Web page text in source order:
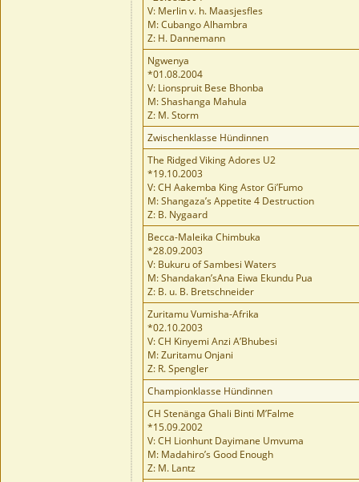
V: Merlin v. h. Maasjesfles
M: Cubango Alhambra
Z: H. Dannemann
Ngwenya
*01.08.2004
V: Lionspruit Bese Bhonba
M: Shashanga Mahula
Z: M. Storm
Zwischenklasse Hündinnen
The Ridged Viking Adores U2
*19.10.2003
V: CH Aakemba King Astor Gi’Fumo
M: Shangaza’s Appetite 4 Destruction
Z: B. Nygaard
Becca-Maleika Chimbuka
*28.09.2003
V: Bukuru of Sambesi Waters
M: Shandakan’sAna Eiwa Ekundu Pua
Z: B. u. B. Bretschneider
Zuritamu Vumisha-Afrika
*02.10.2003
V: CH Kinyemi Anzi A’Bhubesi
M: Zuritamu Onjani
Z: R. Spengler
Championklasse Hündinnen
CH Stenänga Ghali Binti M’Falme
*15.09.2002
V: CH Lionhunt Dayimane Umvuma
M: Madahiro’s Good Enough
Z: M. Lantz